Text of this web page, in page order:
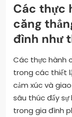
Các thực
căng
đình như
Các thực hành
trong các thiết
cảm xúc và
sâu thúc đẩy
trong gia đình